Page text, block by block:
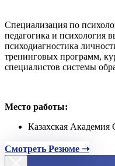
Специализация по
педагогика и психология
психодиагностика
тренинговых программ,
специалистов системы
Место работы:
Казахская
Смотреть Резюме ➝